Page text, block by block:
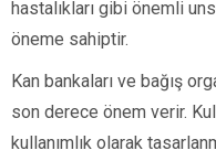
hastalıkları gibi önemli
öneme sahiptir.
Kan bankaları ve bağış
son derece önem verir.
kullanımlık olarak